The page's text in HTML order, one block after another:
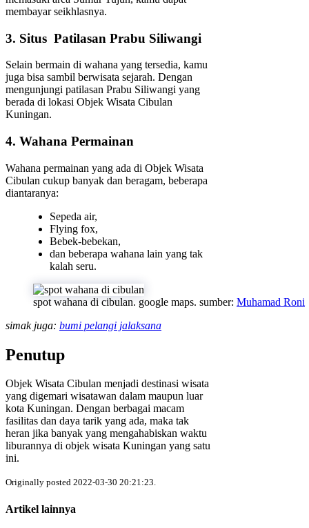
membayar seikhlasnya.
3. Situs Patilasan Prabu Siliwangi
Selain bermain di wahana yang tersedia, kamu
juga bisa sambil berwisata sejarah. Dengan
mengunjungi patilasan Prabu Siliwangi yang
berada di lokasi Objek Wisata Cibulan
Kuningan.
4. Wahana Permainan
Wahana permainan yang ada di Objek Wisata
Cibulan cukup banyak dan beragam, beberapa
diantaranya:
Sepeda air,
Flying fox,
Bebek-bebekan,
dan beberapa wahana lain yang tak
kalah seru.
spot wahana di cibulan. google maps. sumber: Muhamad Roni
simak juga: bumi pelangi jalaksana
Penutup
Objek Wisata Cibulan menjadi destinasi wisata
yang digemari wisatawan dalam maupun luar
kota Kuningan. Dengan berbagai macam
fasilitas dan daya tarik yang ada, maka tak
heran jika banyak yang mengahabiskan waktu
liburannya di objek wisata Kuningan yang satu
ini.
Originally posted 2022-03-30 20:21:23.
Artikel lainnya